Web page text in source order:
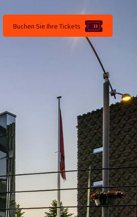
Buchen Sie Ihre Tickets